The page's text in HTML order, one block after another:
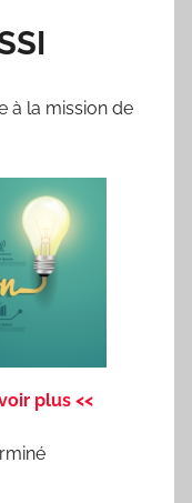
à la mission de
plus <<